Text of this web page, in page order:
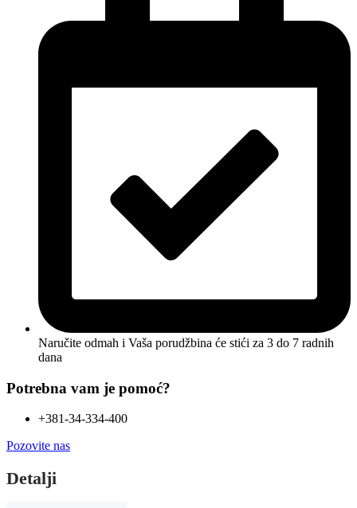
Naručite odmah i Vaša porudžbina će stići za 3 do 7 radnih
dana
Potrebna vam je pomoć?
+381-34-334-400
Pozovite nas
Detalji